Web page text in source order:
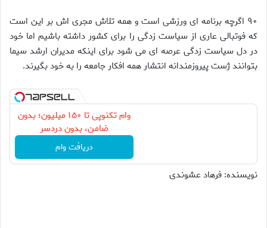
۹۰ اگرچه برنامه ای ورزشی است و همه تلاش مجری اش بر این است
که فوتبالی عاری از سیاست زدگی را برای کشور داشته باشیم اما خود
در دل سیاست زدگی عرصه ای می شود برای اینکه مدیران ارشد سیما
بتوانند ژست پیروزمندانه انتشار همه افکار جامعه را به خود بگیرند.
وام تکنوپی تا ۱۵۰ میلیون؛ بدون
ضامن، بدون دردسر
دریافت وام
نویسنده: فرهاد عشوندی